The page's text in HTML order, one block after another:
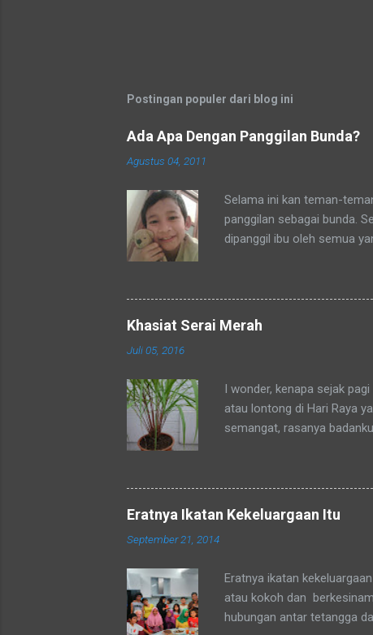
Postingan populer dari blog ini
Ada Apa Dengan Panggilan Bunda?
Agustus 04, 2011
Selama ini kan teman-
panggilan sebagai bunda.
dipanggil ibu oleh semua
ditempat tinggal anakku
dengan sebutan bunda.
mengenalku dengan
Khasiat Serai Merah
Juli 05, 2016
I wonder, kenapa sejak
atau lontong di Hari Raya
semangat, rasanya
Eratnya Ikatan Kekeluargaan Itu
September 21, 2014
Eratnya ikatan
atau kokoh dan
hubungan antar tetangga